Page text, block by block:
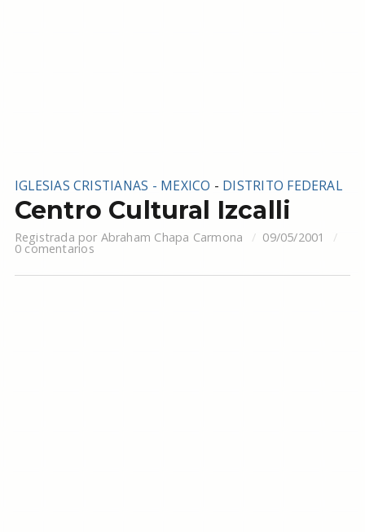
IGLESIAS CRISTIANAS - MEXICO - DISTRITO FEDERAL
Centro Cultural Izcalli
Registrada por Abraham Chapa Carmona 09/05/2001
0 comentarios